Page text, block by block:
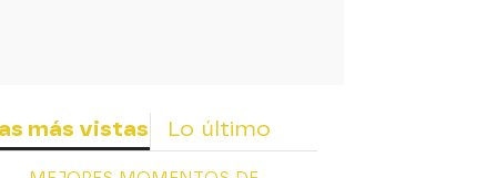
más vistas Lo último